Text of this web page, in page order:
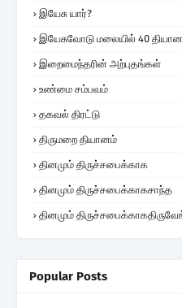
இயேசு யார்?
இயேசுவோடு மலையில் 40
இறைமைந்தரின் அற்புதங்கள்
உண்மை சம்பவம்
தகவல் திரட்டு
திருமறை தியானம்
தினமும் திருச்சபைக்காக
தினமும் திருச்சபைக்காகசாந்த
தினமும்
Popular Posts